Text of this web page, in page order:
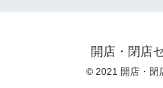
開店・閉店
© 2021 開店・閉